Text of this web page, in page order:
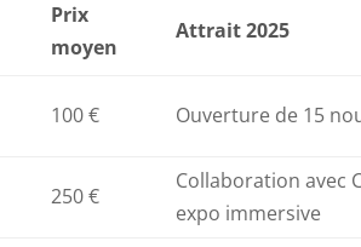
Prix
moyen
Attrait 2025
100 € Ouverture de 15
250 €
Collaboration avec
expo immersive